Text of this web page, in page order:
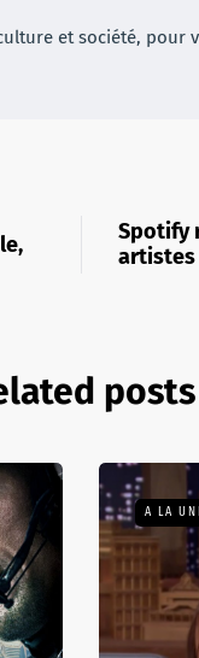
et société, pour
Spotify
artistes
posts
A LA